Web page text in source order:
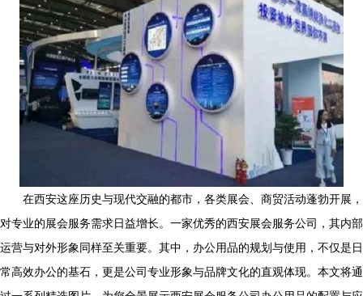
在西安这座历史与现代交融的都市，各类展会、商贸活动蓬勃开展，
对专业的展会服务需求日益增长。一家优秀的西安展会服务公司，其内部
运营与对外形象同样至关重要。其中，办公用品的规划与使用，不仅是日
常高效办公的基石，更是公司专业形象与品牌文化的直观体现。本文将通